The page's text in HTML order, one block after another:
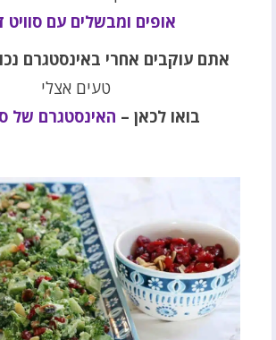
אופים ומבשלים עם סוויט
אתם עוקבים אחרי באינסטגרם
טעים אצלי
בואו לכאן – האינסטגרם של